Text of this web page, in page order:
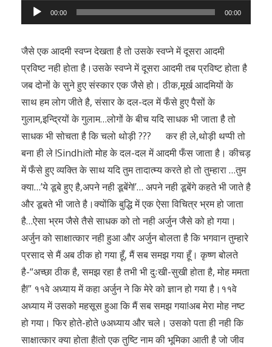
Audio
Player
00:00 00:00
जैसे एक आदमी स्वप्न देखता है तो उसके स्वप्ने में दूसरा आदमी
प्रविष्ट नही होता है।उसके स्वप्ने में दूसरा आदमी तब प्रविष्ट होता है
जब दोनों के सुने हुए संस्कार एक जैसे हो। ठीक,मूर्ख आदमियों के
साथ हम लोग जीते है, संसार के दल-दल में फँसे हुए पैसों के
गुलाम,इन्द्रियों के गुलाम…लोगों के बीच यदि साधक भी जाता है तो
साधक भी सोचता है कि चलो थोड़ी ??? कर ही ले,थोड़ी थप्पी तो
बना ही ले !Sindhiतो मोह के दल-दल में आदमी फँस जाता है। कीचड़
में फँसे हुए व्यक्ति के साथ यदि तुम तादात्म्य करते हो तो तुम्हारा …तुम
क्या…’ये डूबे हुए है,अपने नही डूबेंगे!’… अपने नही डूबेंगे कहते भी जाते है
और डूबते भी जाते है।क्योंकि बुद्धि में एक ऐसा विचित्र भ्रम हो जाता
है…ऐसा भ्रम जैसे तैसे साधक को तो नही अर्जुन जैसे को हो गया।
अर्जुन को साक्षात्कार नही हुआ और अर्जुन बोलता है कि भगवान तुम्हारे
प्रसाद से मैं अब ठीक हो गया हूँ, मैं सब समझ गया हूँ। कृष्ण बोलते
है-“अच्छा ठीक है, समझ रहा है तभी भी दुःखी-सुखी होता है, मोह ममता
है!” ११वे अध्याय में कहा अर्जुन ने कि मेरे को ज्ञान हो गया है।११वे
अध्याय में उसको महसूस हुआ कि मैं सब समझ गया!अब मेरा मोह नष्ट
हो गया। फिर होते-होते ७अध्याय और चले। उसको पता ही नही कि
साक्षात्कार क्या होता है!तो एक तुष्टि नाम की भूमिका आती है जो जीव